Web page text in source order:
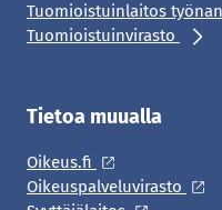
Tuomioistuinlaitos
Tuomioistuinvirasto
Tietoa muualla
Oikeus.fi
Oikeuspalveluvirasto